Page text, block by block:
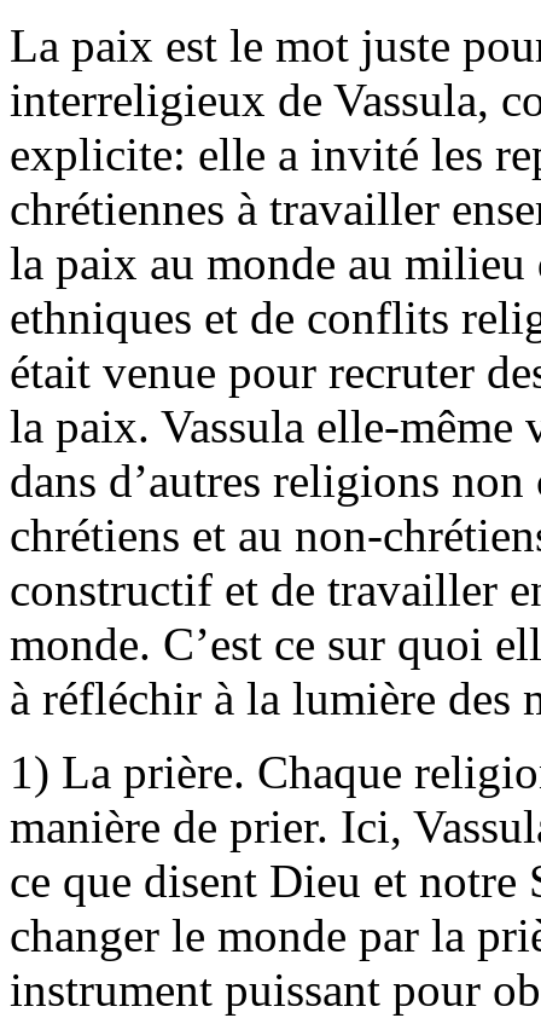
La paix est le mot juste
interreligieux de Vassula,
explicite: elle a invité les
chrétiennes à travailler
la paix au monde au milieu
ethniques et de conflits
était venue pour recruter
la paix. Vassula elle-même
dans d’autres religions
chrétiens et au non-
constructif et de travailler
monde. C’est ce sur quoi
à réfléchir à la lumière des
1) La prière. Chaque
manière de prier. Ici,
ce que disent Dieu et
changer le monde par la
instrument puissant pour